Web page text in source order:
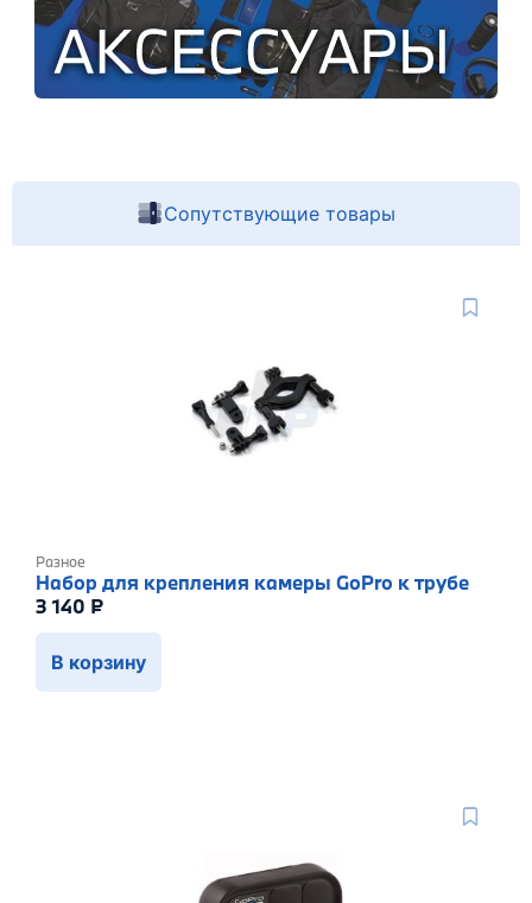
Сопутствующие товары
Разное
Набор для крепления камеры GoPro к трубе
3 140 ₽
В корзину